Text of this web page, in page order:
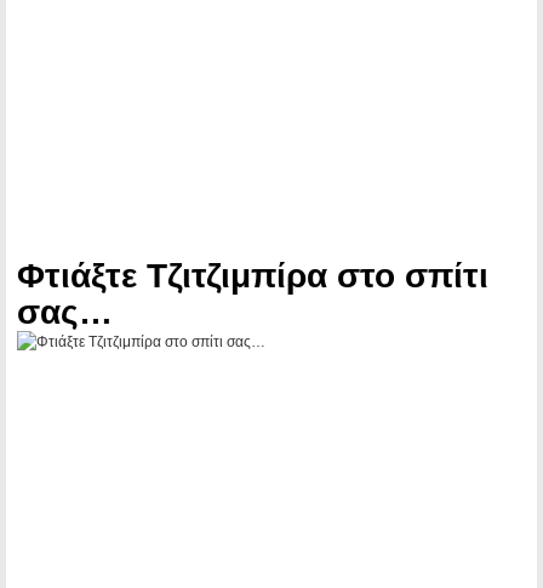
Φτιάξτε Τζιτζιμπίρα στο σπίτι
σας…